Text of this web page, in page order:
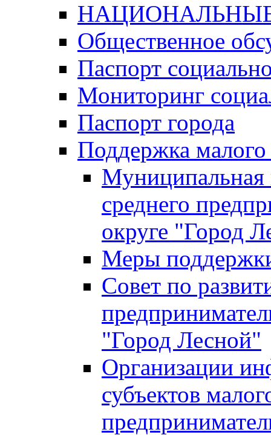
Общественное
Паспорт
Мониторинг
Паспорт города
Поддержка малого
Муниципальная
среднего
округе "Город
Меры
Совет по
"Город Лесной"
Организации
субъектов